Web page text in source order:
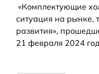
«Комплектующие
ситуация на рынке,
развития»,
21 февраля 2024